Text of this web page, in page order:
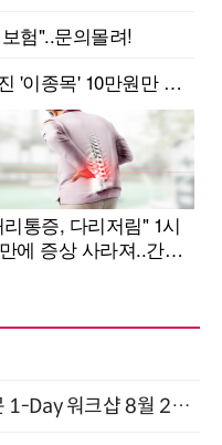
양자컴퓨팅 비즈니스·기술 입문 1-Day 워크샵 8월 28일 개최